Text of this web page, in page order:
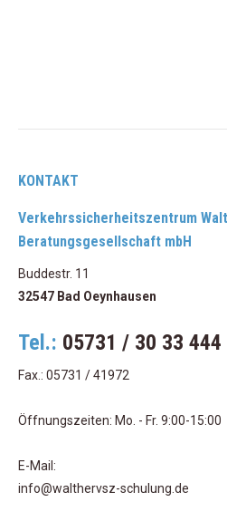
KONTAKT
Verkehrssicherheitszentrum
Beratungsgesellschaft mbH
Buddestr. 11
32547 Bad Oeynhausen
Tel.: 05731 / 30 33 444
Fax.: 05731 / 41972
Öffnungszeiten: Mo. - Fr. 9:00-15:00
E-Mail:
info@walthervsz-schulung.de